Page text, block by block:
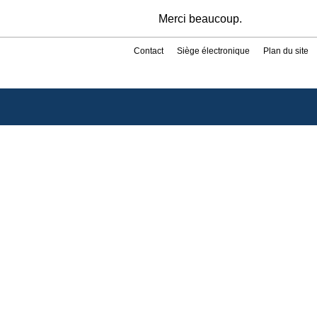
Merci beaucoup.
Contact Siège électronique Plan du site